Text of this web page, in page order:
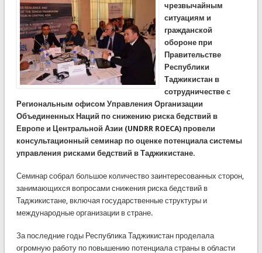
чрезвычайным
ситуациям и
гражданской
обороне при
Правительстве
Республики
Таджикистан в
сотрудничестве с
Региональным офисом Управления Организации
Объединенных Наций по снижению риска бедствий в
Европе и Центральной Азии (UNDRR ROECA) провели
консультационный семинар по оценке потенциала системы
управления рисками бедствий в Таджикистане.
Семинар собрал большое количество заинтересованных сторон,
занимающихся вопросами снижения риска бедствий в
Таджикистане, включая государственные структуры и
международные организации в стране.
За последние годы Республика Таджикистан проделала
огромную работу по повышению потенциала страны в области